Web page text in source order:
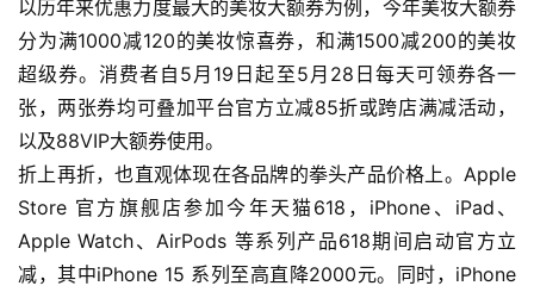
首
页
以历年来优惠力度最大的美妆大额券为例，今年美妆大额券
分为满1000减120的美妆惊喜券，和满1500减200的美妆
超级券。消费者自5月19日起至5月28日每天可领券各一
张，两张券均可叠加平台官方立减85折或跨店满减活动，
以及88VIP大额券使用。
折上再折，也直观体现在各品牌的拳头产品价格上。Apple
Store 官方旗舰店参加今年天猫618，iPhone、iPad、
Apple Watch、AirPods 等系列产品618期间启动官方立
减，其中iPhone 15 系列至高直降2000元。同时，iPhone